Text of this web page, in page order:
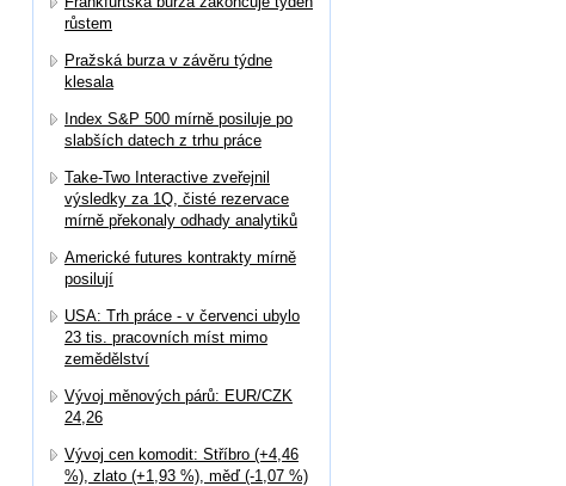
růstem
Pražská burza v závěru týdne
klesala
Index S&P 500 mírně posiluje po
slabších datech z trhu práce
Take-Two Interactive zveřejnil
výsledky za 1Q, čisté rezervace
mírně překonaly odhady analytiků
Americké futures kontrakty mírně
posilují
USA: Trh práce - v červenci ubylo
23 tis. pracovních míst mimo
zemědělství
Vývoj měnových párů: EUR/CZK
24,26
Vývoj cen komodit: Stříbro (+4,46
%), zlato (+1,93 %), měď (-1,07 %)